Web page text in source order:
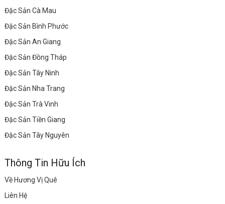
Đặc Sản Cà Mau
Đặc Sản Bình Phước
Đặc Sản An Giang
Đặc Sản Đồng Tháp
Đặc Sản Tây Ninh
Đặc Sản Nha Trang
Đặc Sản Trà Vinh
Đặc Sản Tiền Giang
Đặc Sản Tây Nguyên
Thông Tin Hữu Ích
Về Hương Vị Quê
Liên Hệ